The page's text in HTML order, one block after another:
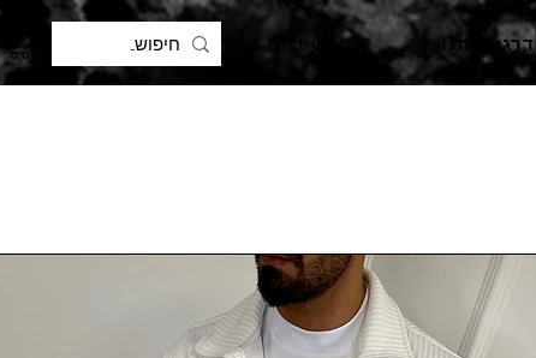
Gift Card דרגו אותנו